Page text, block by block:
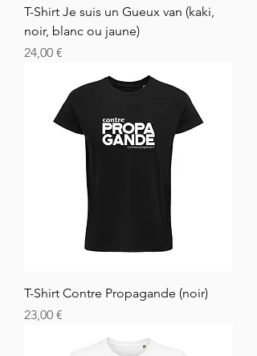
T-Shirt Je suis un Gueux van (kaki,
noir, blanc ou jaune)
Hinta
24,00 €
T-Shirt Contre Propagande (noir)
Hinta
23,00 €